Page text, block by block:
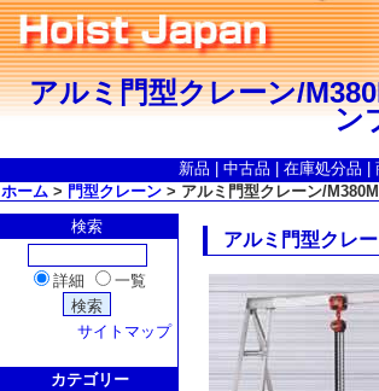
アルミ門型クレーン/
ン
新品 中古品 在庫処分品
ホーム > 門型クレーン > アルミ門型クレーン/
検索
詳細 一覧
サイトマップ
カテゴリー
アルミ門型クレ